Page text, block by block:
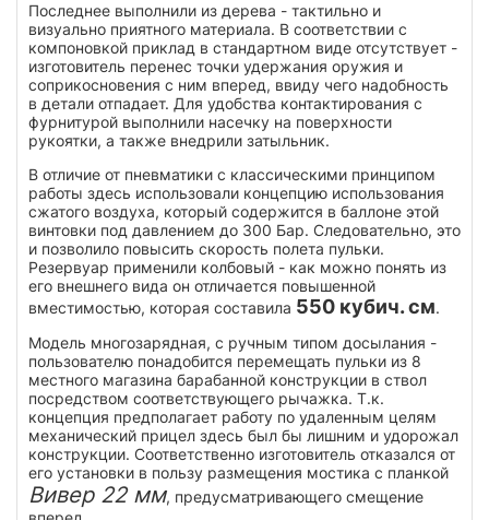
Последнее выполнили из дерева - тактильно и
визуально приятного материала. В соответствии с
компоновкой приклад в стандартном виде отсутствует -
изготовитель перенес точки удержания оружия и
соприкосновения с ним вперед, ввиду чего надобность
в детали отпадает. Для удобства контактирования с
фурнитурой выполнили насечку на поверхности
рукоятки, а также внедрили затыльник.
В отличие от пневматики с классическими принципом
работы здесь использовали концепцию использования
сжатого воздуха, который содержится в баллоне этой
винтовки под давлением до 300 Бар. Следовательно, это
и позволило повысить скорость полета пульки.
Резервуар применили колбовый - как можно понять из
его внешнего вида он отличается повышенной
вместимостью, которая составила 550 кубич. см.
Модель многозарядная, с ручным типом досылания -
пользователю понадобится перемещать пульки из 8
местного магазина барабанной конструкции в ствол
посредством соответствующего рычажка. Т.к.
концепция предполагает работу по удаленным целям
механический прицел здесь был бы лишним и удорожал
конструкции. Соответственно изготовитель отказался от
его установки в пользу размещения мостика с планкой
Вивер 22 мм, предусматривающего смещение